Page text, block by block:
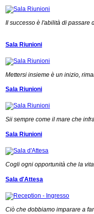
Il successo è l'abilità di passare
Sala Riunioni
Mettersi insieme è un inizio,
Sala Riunioni
Sii sempre come il mare che
Sala Riunioni
Cogli ogni opportunità che la
Sala d'Attesa
Ciò che dobbiamo imparare a